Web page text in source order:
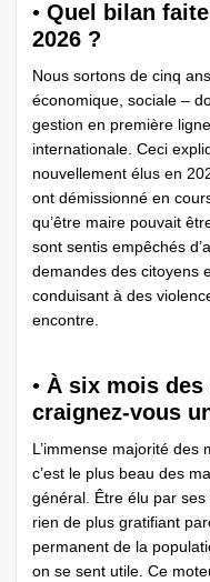
• Quel bilan
2026 ?
Nous sortons de cinq
économique, sociale –
gestion en première
internationale. Ceci
nouvellement élus en
ont démissionné en
qu’être maire pouvait
sont sentis empêchés
demandes des citoyens
conduisant à des
encontre.
• À six mois
craignez-vous
L’immense majorité
c’est le plus beau des
général. Être élu par ses
rien de plus gratifiant
permanent de la
on se sent utile. Ce